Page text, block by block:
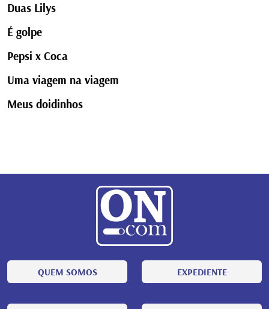
Duas Lilys
É golpe
Pepsi x Coca
Uma viagem na viagem
Meus doidinhos
QUEM SOMOS EXPEDIENTE